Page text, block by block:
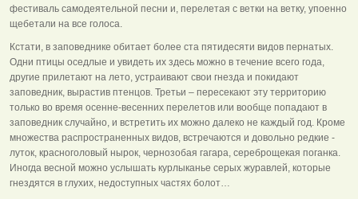
фестиваль самодеятельной песни и, перелетая с ветки на ветку, упоенно
щебетали на все голоса.
Кстати, в заповеднике обитает более ста пятидесяти видов пернатых.
Одни птицы оседлые и увидеть их здесь можно в течение всего года,
другие прилетают на лето, устраивают свои гнезда и покидают
заповедник, вырастив птенцов. Третьи – пересекают эту территорию
только во время осенне-весенних перелетов или вообще попадают в
заповедник случайно, и встретить их можно далеко не каждый год. Кроме
множества распространенных видов, встречаются и довольно редкие -
луток, красноголовый нырок, чернозобая гагара, сереброщекая поганка.
Иногда весной можно услышать курлыканье серых журавлей, которые
гнездятся в глухих, недоступных частях болот…